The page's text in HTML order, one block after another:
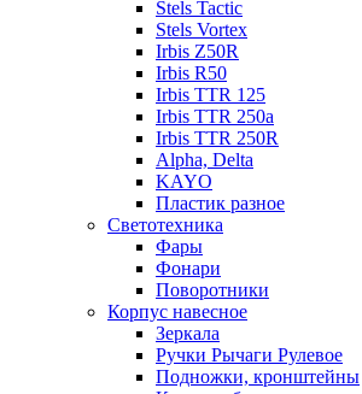
Stels Tactic
Stels Vortex
Irbis Z50R
Irbis R50
Irbis TTR 125
Irbis TTR 250a
Irbis TTR 250R
Alpha, Delta
KAYO
Пластик разное
Светотехника
Фары
Фонари
Поворотники
Корпус навесное
Зеркала
Ручки Рычаги Рулевое
Подножки, кронштейны